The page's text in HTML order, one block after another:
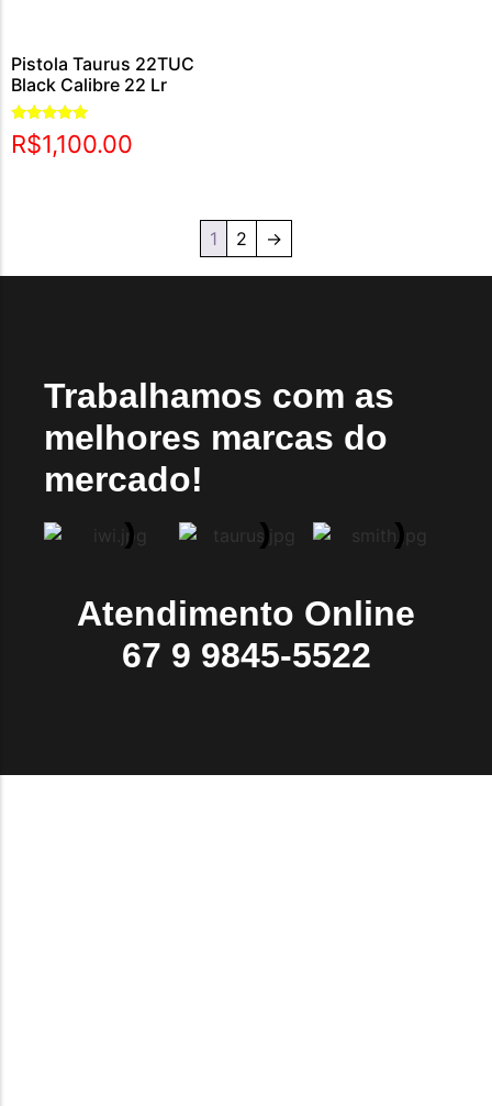
Pistola Taurus 22TUC
Black Calibre 22 Lr
Avaliação
5.00
R$1,100.00
1 2 →
Trabalhamos com as
melhores marcas do
mercado!
Atendimento Online
67 9 9845-5522